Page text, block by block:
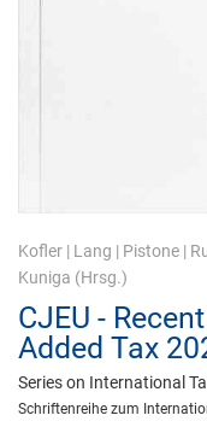
Kofler | Lang | Pistone |
Kuniga (Hrsg.)
CJEU -
Added Tax
Series on International
Schriftenreihe zum